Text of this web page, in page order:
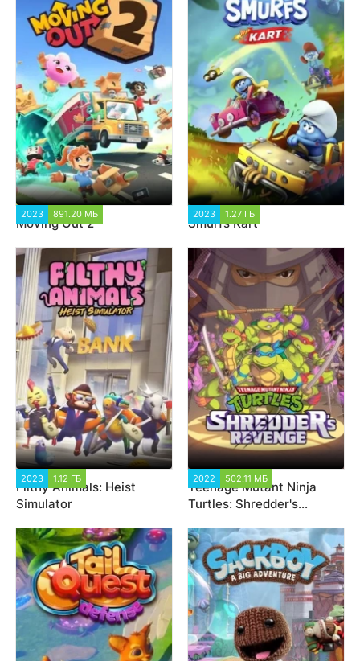
2023 891.20 МБ
Moving Out 2
2023 1.27 ГБ
Smurfs Kart
2023 1.12 ГБ
Filthy Animals: Heist
Simulator
2022 502.11 МБ
Teenage Mutant Ninja
Turtles: Shredder's